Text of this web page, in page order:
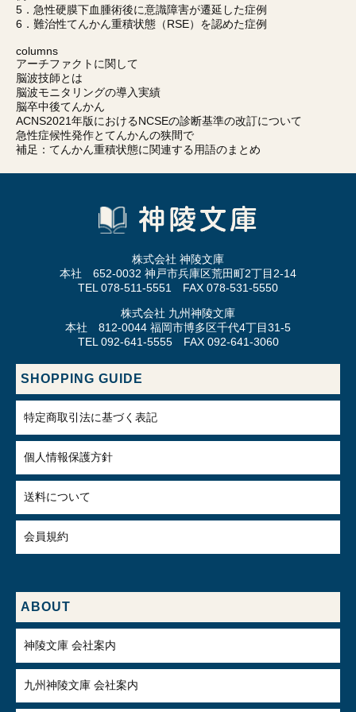
5．急性硬膜下血腫術後に意識障害が遷延した症例
6．難治性てんかん重積状態（RSE）を認めた症例
columns
アーチファクトに関して
脳波技師とは
脳波モニタリングの導入実績
脳卒中後てんかん
ACNS2021年版におけるNCSEの診断基準の改訂について
急性症候性発作とてんかんの狭間で
補足：てんかん重積状態に関連する用語のまとめ
株式会社 神陵文庫
本社 652-0032 神戸市兵庫区荒田町2丁目2-14
TEL 078-511-5551 FAX 078-531-5550
株式会社 九州神陵文庫
本社 812-0044 福岡市博多区千代4丁目31-5
TEL 092-641-5555 FAX 092-641-3060
SHOPPING GUIDE
特定商取引法に基づく表記
個人情報保護方針
送料について
会員規約
ABOUT
神陵文庫 会社案内
九州神陵文庫 会社案内